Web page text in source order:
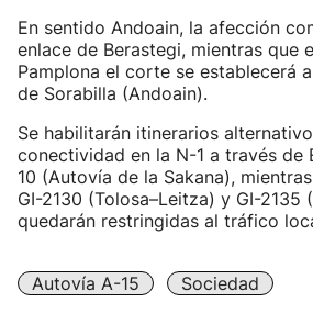
En sentido Andoain, la afección
enlace de Berastegi, mientras que
Pamplona el corte se establecerá
de Sorabilla (Andoain).
Se habilitarán itinerarios
conectividad en la N-1 a través de
10 (Autovía de la Sakana),
GI-2130 (Tolosa–Leitza) y GI-2135
quedarán restringidas al tráfico
Autovía A-15 Sociedad